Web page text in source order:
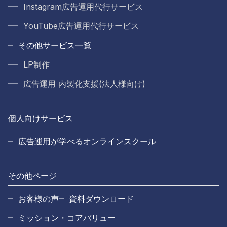
Instagram広告運用代行サービス
YouTube広告運用代行サービス
その他サービス一覧
LP制作
広告運用 内製化支援(法人様向け)
個人向けサービス
広告運用が学べるオンラインスクール
その他ページ
お客様の声
資料ダウンロード
ミッション・コアバリュー